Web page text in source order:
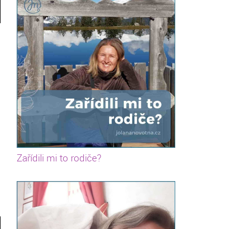
Zařídili mi to rodiče?